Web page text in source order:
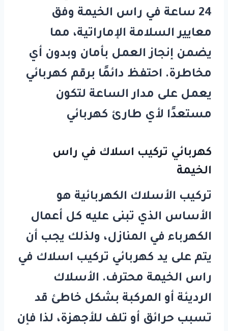
24 ساعة في راس الخيمة
وفق
معايير السلامة الإماراتية، مما
يضمن إنجاز العمل بأمان وبدون أي
مخاطرة. احتفظ دائمًا برقم كهربائي
يعمل على مدار الساعة لتكون
مستعدًا لأي طارئ كهربائي
كهربائي تركيب اسلاك في راس
الخيمة
تركيب الأسلاك الكهربائية هو
الأساس الذي تبنى عليه كل أعمال
الكهرباء في المنازل، ولذلك يجب أن
يتم على يد كهربائي تركيب اسلاك في
راس الخيمة محترف. الأسلاك
الرديئة أو المركبة بشكل خاطئ قد
تسبب حرائق أو تلف للأجهزة، لذا فإن